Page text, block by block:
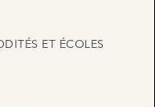
ET ÉCOLES